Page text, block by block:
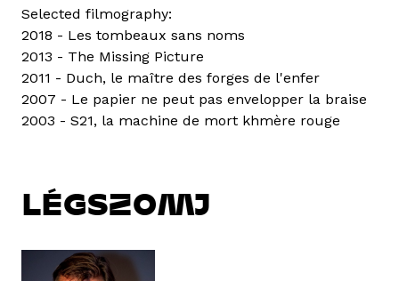
Selected filmography:
2018 - Les tombeaux sans noms
2013 - The Missing Picture
2011 - Duch, le maître des forges de l'enfer
2007 - Le papier ne peut pas envelopper la braise
2003 - S21, la machine de mort khmère rouge
LÉGSZOMJ